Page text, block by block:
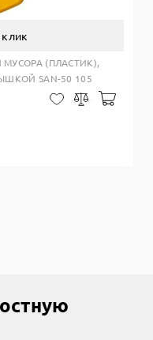
(ПЛАСТИК),
SAN-50 105
В закладки
Сравнить